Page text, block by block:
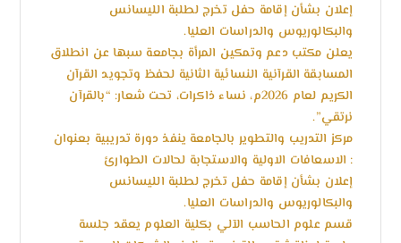
إعلان بشأن إقامة حفل تخرج لطلبة الليسانس
والبكالوريوس والدراسات العليا.
يعلن مكتب دعم وتمكين المرأة بجامعة سبها عن انطلاق
المسابقة القرآنية النسائية الثانية لحفظ وتجويد القرآن
الكريم لعام 2026م، نساء ذاكرات، تحت شعار: “بالقرآن
نرتقي”.
مركز التدريب والتطوير بالجامعة ينفذ دورة تدريبية بعنوان
: الاسعافات الاولية والاستجابة لحالات الطوارئ
إعلان بشأن إقامة حفل تخرج لطلبة الليسانس
والبكالوريوس والدراسات العليا.
قسم علوم الحاسب الآلي بكلية العلوم يعقد جلسة